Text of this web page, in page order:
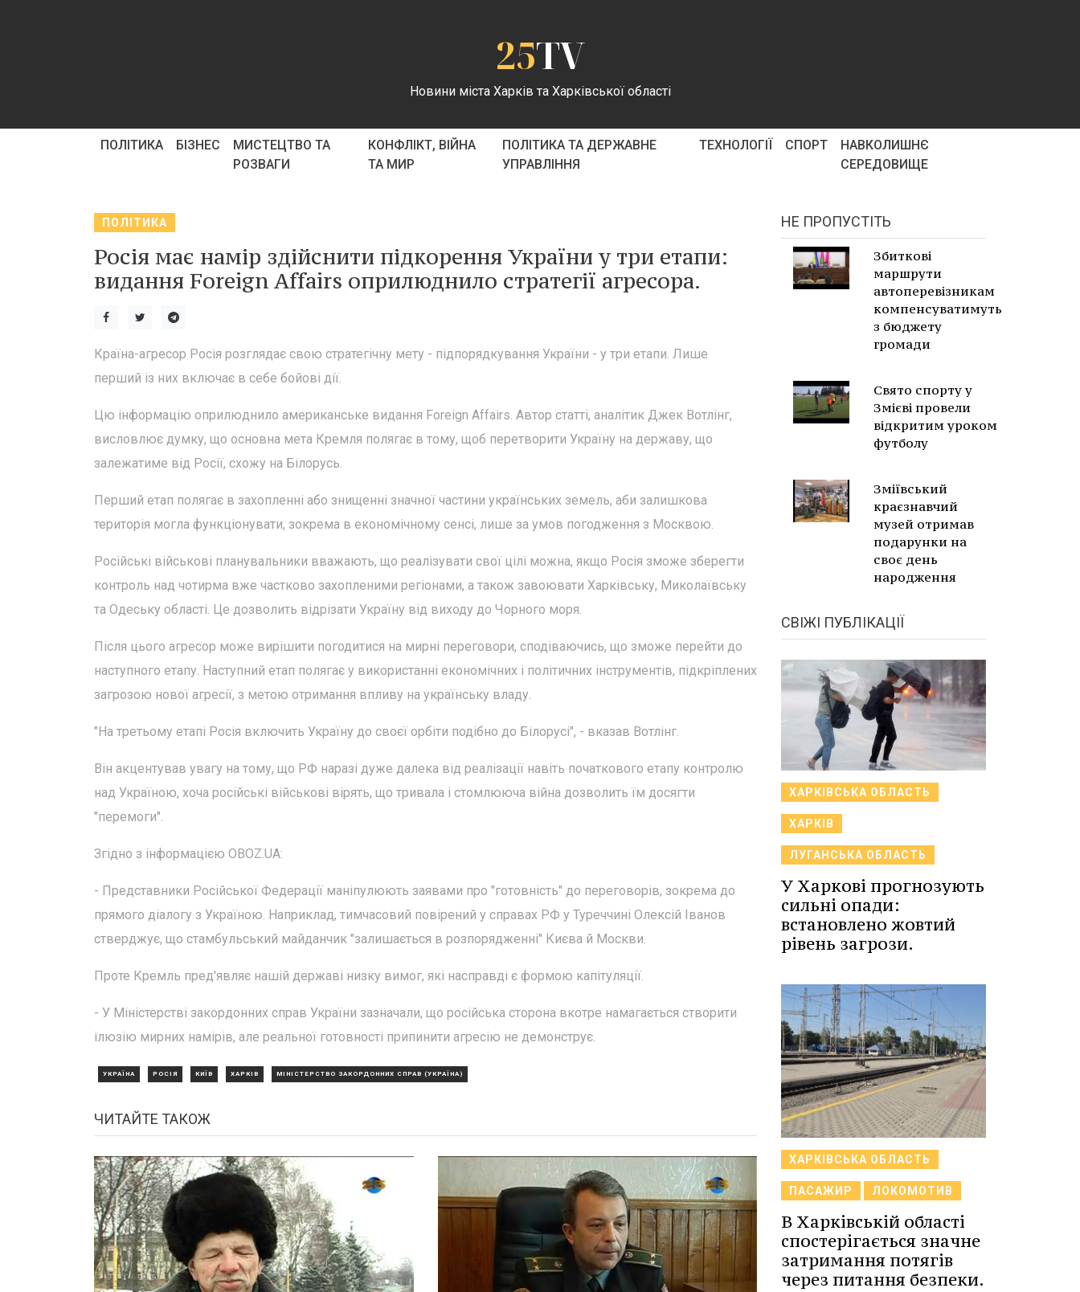
25TV
Новини міста Харків та Харківської області
ПОЛІТИКА БІЗНЕС
МИСТЕЦТВО ТА
РОЗВАГИ
КОНФЛІКТ, ВІЙНА
ТА МИР
ПОЛІТИКА ТА ДЕРЖАВНЕ
УПРАВЛІННЯ
ТЕХНОЛОГІЇ СПОРТ
НАВКОЛИШНЄ
СЕРЕДОВИЩЕ
ПОЛІТИКА
Росія має намір здійснити підкорення України у три етапи:
видання Foreign Affairs оприлюднило стратегії агресора.
Країна-агресор Росія розглядає свою стратегічну мету - підпорядкування України - у три етапи. Лише
перший із них включає в себе бойові дії.
Цю інформацію оприлюднило американське видання Foreign Affairs. Автор статті, аналітик Джек Вотлінг,
висловлює думку, що основна мета Кремля полягає в тому, щоб перетворити Україну на державу, що
залежатиме від Росії, схожу на Білорусь.
Перший етап полягає в захопленні або знищенні значної частини українських земель, аби залишкова
територія могла функціонувати, зокрема в економічному сенсі, лише за умов погодження з Москвою.
Російські військові планувальники вважають, що реалізувати свої цілі можна, якщо Росія зможе зберегти
контроль над чотирма вже частково захопленими регіонами, а також завоювати Харківську, Миколаївську
та Одеську області. Це дозволить відрізати Україну від виходу до Чорного моря.
Після цього агресор може вирішити погодитися на мирні переговори, сподіваючись, що зможе перейти до
наступного етапу. Наступний етап полягає у використанні економічних і політичних інструментів, підкріплених
загрозою нової агресії, з метою отримання впливу на українську владу.
"На третьому етапі Росія включить Україну до своєї орбіти подібно до Білорусі", - вказав Вотлінг.
Він акцентував увагу на тому, що РФ наразі дуже далека від реалізації навіть початкового етапу контролю
над Україною, хоча російські військові вірять, що тривала і стомлююча війна дозволить їм досягти
"перемоги".
Згідно з інформацією OBOZ.UA:
- Представники Російської Федерації маніпулюють заявами про "готовність" до переговорів, зокрема до
прямого діалогу з Україною. Наприклад, тимчасовий повірений у справах РФ у Туреччині Олексій Іванов
стверджує, що стамбульський майданчик "залишається в розпорядженні" Києва й Москви.
Проте Кремль пред'являє нашій державі низку вимог, які насправді є формою капітуляції.
- У Міністерстві закордонних справ України зазначали, що російська сторона вкотре намагається створити
ілюзію мирних намірів, але реальної готовності припинити агресію не демонструє.
УКРАЇНА РОСІЯ КИЇВ ХАРКІВ МІНІСТЕРСТВО ЗАКОРДОННИХ СПРАВ (УКРАЇНА)
ЧИТАЙТЕ ТАКОЖ
НЕ ПРОПУСТІТЬ
Збиткові
маршрути
автоперевізникам
компенсуватимуть
з бюджету
громади
Свято спорту у
Змієві провели
відкритим уроком
футболу
Зміївський
краєзнавчий
музей отримав
подарунки на
своє день
народження
СВІЖІ ПУБЛІКАЦІЇ
ХАРКІВСЬКА ОБЛАСТЬ
ХАРКІВ
ЛУГАНСЬКА ОБЛАСТЬ
У Харкові прогнозують
сильні опади:
встановлено жовтий
рівень загрози.
ХАРКІВСЬКА ОБЛАСТЬ
ПАСАЖИР ЛОКОМОТИВ
В Харківській області
спостерігається значне
затримання потягів
через питання безпеки.